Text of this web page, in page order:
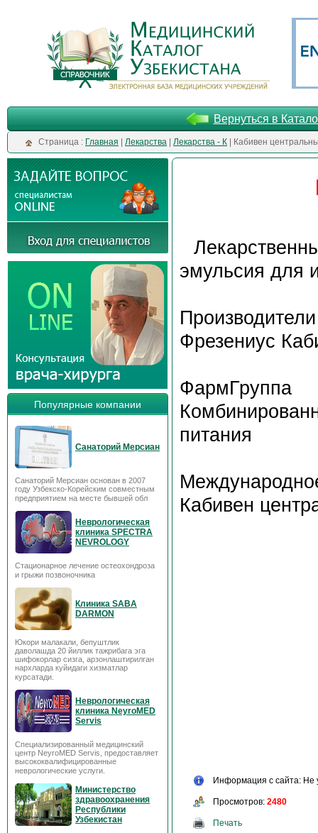
Вернуться в
Cтраница : Главная Лекарства Лекарства - К | Кабивен
Популярные компании
Санаторий Мерсиан
Санаторий Мерсиан основан в 2007
году Узбекско-Корейским совместным
предприятием на месте бывшей обл
Неврологическая
клиника SPECTRA
NEVROLOGY
Стационарное лечение остеохондроза
и грыжи позвоночника
Клиника SABA
DARMON
Юкори малакали, бепуштлик
даволашда 20 йиллик тажрибага эга
шифокорлар сизга, арзонлаштирилган
нархларда куйидаги хизматлар
курсатади.
Неврологическая
клиника NeyroMED
Servis
Специализированный медицинский
центр NeyroMED Servis, предоставляет
высококвалифицированные
неврологические услуги.
Министерство
здравоохранения
Республики
Узбекистан
эмульсия для
Производители
Фрезениус
ФармГруппа
питания
Кабивен
Информация с сайта: Не
Просмотров: 2480
Печать